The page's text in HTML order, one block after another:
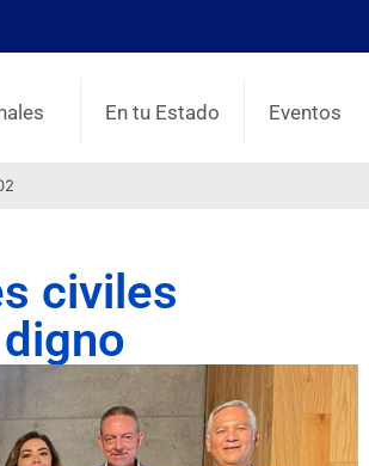
En tu Estado Eventos
civiles